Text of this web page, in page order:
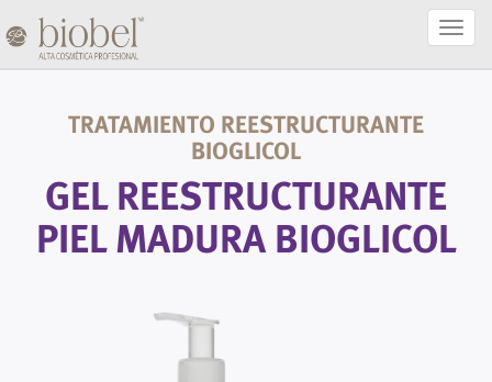
TRATAMIENTO REESTRUCTURANTE
BIOGLICOL
GEL REESTRUCTURANTE
PIEL MADURA BIOGLICOL